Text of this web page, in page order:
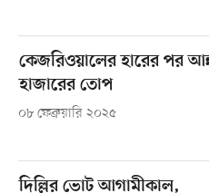
কেজরিওয়ালের হারের পর
হাজারের তোপ
০৮ ফেব্রুয়ারি ২০২৫
দিল্লির ভোট আগামীকাল,